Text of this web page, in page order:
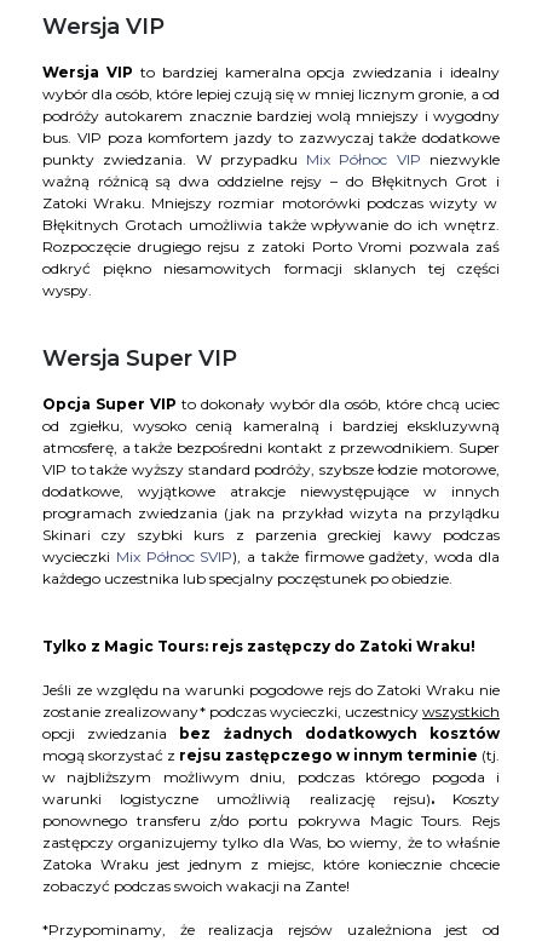
Wersja VIP
Wersja VIP to bardziej kameralna opcja zwiedzania i idealny
wybór dla osób, które lepiej czują się w mniej licznym gronie, a od
podróży autokarem znacznie bardziej wolą mniejszy i wygodny
bus. VIP poza komfortem jazdy to zazwyczaj także dodatkowe
punkty zwiedzania. W przypadku Mix Północ VIP niezwykle
ważną różnicą są dwa oddzielne rejsy – do Błękitnych Grot i
Zatoki Wraku. Mniejszy rozmiar motorówki podczas wizyty w
Błękitnych Grotach umożliwia także wpływanie do ich wnętrz.
Rozpoczęcie drugiego rejsu z zatoki Porto Vromi pozwala zaś
odkryć piękno niesamowitych formacji sklanych tej części
wyspy.
Wersja Super VIP
Opcja Super VIP to dokonały wybór dla osób, które chcą uciec
od zgiełku, wysoko cenią kameralną i bardziej ekskluzywną
atmosferę, a także bezpośredni kontakt z przewodnikiem. Super
VIP to także wyższy standard podróży, szybsze łodzie motorowe,
dodatkowe, wyjątkowe atrakcje niewystępujące w innych
programach zwiedzania (jak na przykład wizyta na przylądku
Skinari czy szybki kurs z parzenia greckiej kawy podczas
wycieczki Mix Północ SVIP), a także firmowe gadżety, woda dla
każdego uczestnika lub specjalny poczęstunek po obiedzie.
Tylko z Magic Tours: rejs zastępczy do Zatoki Wraku!
Jeśli ze względu na warunki pogodowe rejs do Zatoki Wraku nie
zostanie zrealizowany* podczas wycieczki, uczestnicy wszystkich
opcji zwiedzania
bez żadnych dodatkowych kosztów
mogą skorzystać z rejsu zastępczego w innym terminie (tj.
w najbliższym możliwym dniu, podczas którego pogoda i
warunki logistyczne umożliwią realizację rejsu). Koszty
ponownego transferu z/do portu pokrywa Magic Tours. Rejs
zastępczy organizujemy tylko dla Was, bo wiemy, że to właśnie
Zatoka Wraku jest jednym z miejsc, które koniecznie chcecie
zobaczyć podczas swoich wakacji na Zante!
*Przypominamy, że realizacja rejsów uzależniona jest od